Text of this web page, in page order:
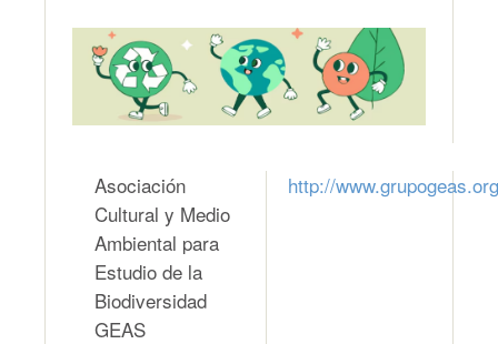
Asociación
Cultural y Medio
Ambiental para
Estudio de la
Biodiversidad
GEAS
http://